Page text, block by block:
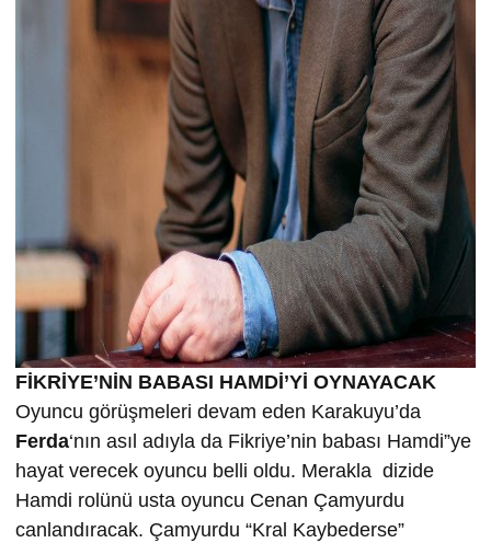
FİKRİYE’NİN BABASI HAMDİ’Yİ OYNAYACAK
Oyuncu görüşmeleri devam eden Karakuyu’da
Ferda‘nın asıl adıyla da Fikriye’nin babası Hamdi”ye
hayat verecek oyuncu belli oldu. Merakla dizide
Hamdi rolünü usta oyuncu Cenan Çamyurdu
canlandıracak. Çamyurdu “Kral Kaybederse”